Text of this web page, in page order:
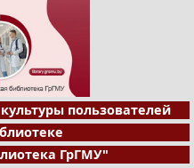
пользователей
ГрГМУ"